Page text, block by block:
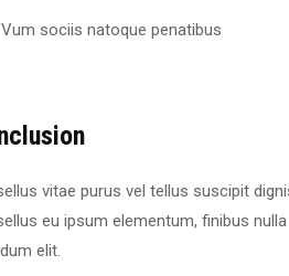
Vum sociis natoque penatibus
vitae purus vel tellus suscipit
eu ipsum elementum, finibus nulla
elit.